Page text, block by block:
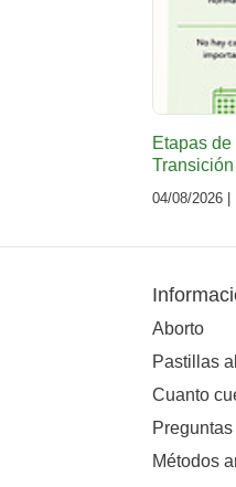
Etapas
04/08/2026 |
Aborto
Pastillas
Cuanto
Métodos